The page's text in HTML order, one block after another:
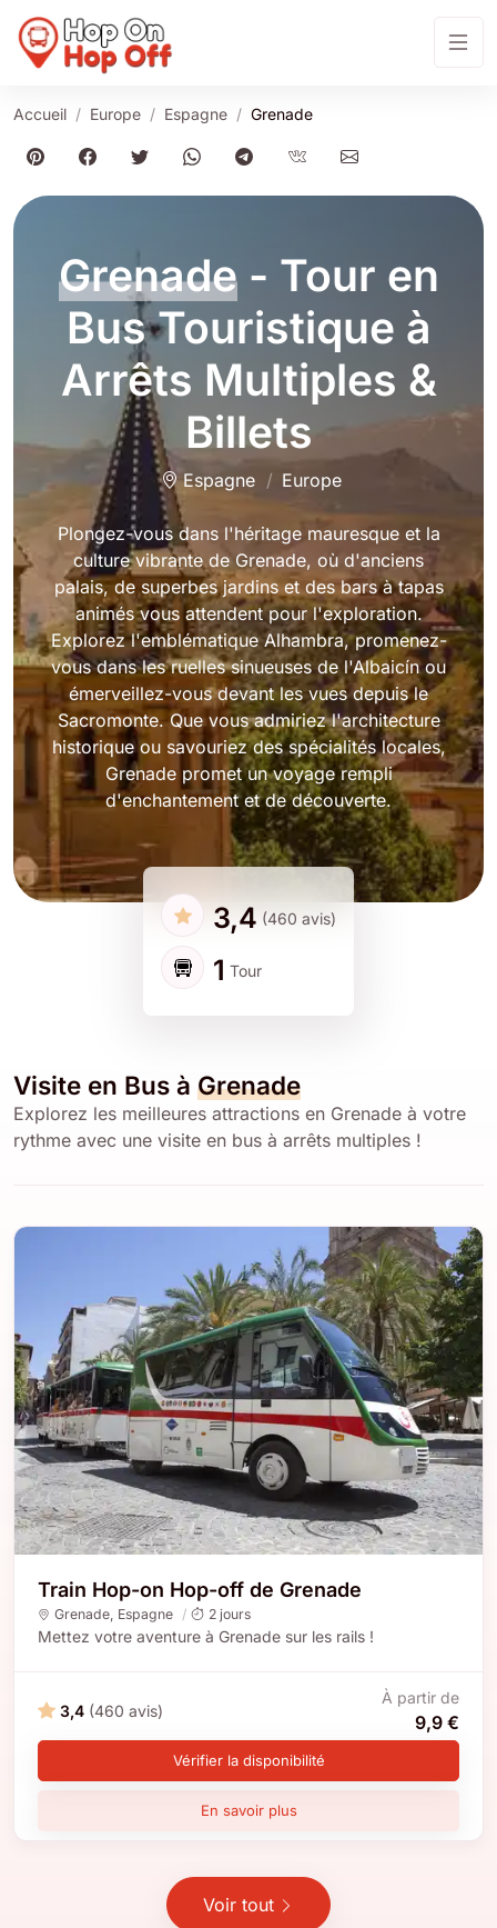
Accueil Europe Espagne Grenade
Grenade- Tour en
Bus Touristique à
Arrêts Multiples &
Billets
Espagne Europe
Plongez-vous dans l'héritage mauresque et la
culture vibrante de Grenade, où d'anciens
palais, de superbes jardins et des bars à tapas
animés vous attendent pour l'exploration.
Explorez l'emblématique Alhambra, promenez-
vous dans les ruelles sinueuses de l'Albaicín ou
émerveillez-vous devant les vues depuis le
Sacromonte. Que vous admiriez l'architecture
historique ou savouriez des spécialités locales,
Grenade promet un voyage rempli
d'enchantement et de découverte.
3,4 (460 avis)
1 Tour
Visite en Bus à Grenade
Explorez les meilleures attractions en Grenade à votre
rythme avec une visite en bus à arrêts multiples !
Train Hop-on Hop-off de Grenade
Grenade, Espagne 2 jours
Mettez votre aventure à Grenade sur les rails !
3,4 (460 avis)
À partir de
9,9 €
Vérifier la disponibilité
En savoir plus
Voir tout